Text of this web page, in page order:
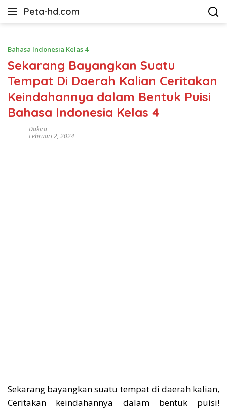
Peta-hd.com
Kumpulan
HD
Bahasa Indonesia Kelas 4
Sekarang Bayangkan Suatu
Tempat Di Daerah Kalian Ceritakan
Keindahannya dalam Bentuk Puisi
Bahasa Indonesia Kelas 4
Dakira
Februari 2, 2024
Sekarang bayangkan suatu tempat di daerah kalian,
Ceritakan keindahannya dalam bentuk puisi!